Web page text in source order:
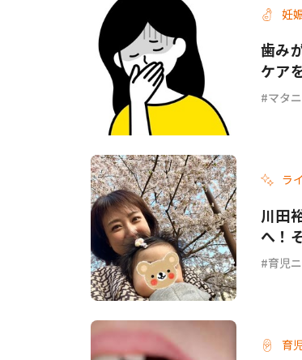
妊
歯み
ケア
マタ
ラ
川田
へ！
育児
育